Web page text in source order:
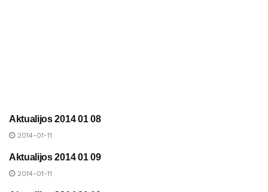
UAB „ANYKŠČIŲ ŠILUMA“
Aktualijos 2014 01 08
2014-01-11
UAB „ANYKŠČIŲ ŠILUMA“
Aktualijos 2014 01 09
2014-01-11